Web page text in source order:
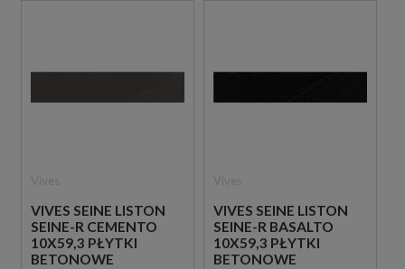
VIVES SEINE LISTON
SEINE-R CEMENTO
10X59,3 PŁYTKI
BETONOWE
VIVES SEINE LISTON
SEINE-R BASALTO
10X59,3 PŁYTKI
BETONOWE